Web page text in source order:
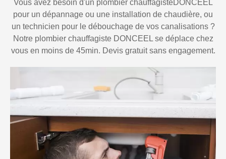
Vous avez besoin d'un plombier chauffagisteDONCEEL
pour un dépannage ou une installation de chaudière, ou
un technicien pour le débouchage de vos canalisations ?
Notre plombier chauffagiste DONCEEL se déplace chez
vous en moins de 45min. Devis gratuit sans engagement.